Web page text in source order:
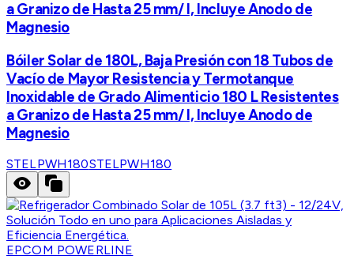
a Granizo de Hasta 25 mm/ l, Incluye Anodo de
Magnesio
Bóiler Solar de 180L, Baja Presión con 18 Tubos de
Vacío de Mayor Resistencia y Termotanque
Inoxidable de Grado Alimenticio 180 L Resistentes
a Granizo de Hasta 25 mm/ l, Incluye Anodo de
Magnesio
STELPWH180STELPWH180
EPCOM POWERLINE